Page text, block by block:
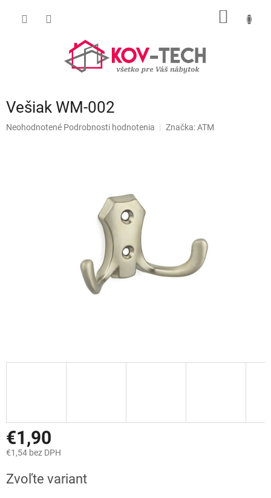
Vešiak WM-002
Priemerné
Neohodnotené Podrobnosti hodnotenia Značka:ATM
€1,90
€1,54 bez DPH
cena:
Zvoľte variant